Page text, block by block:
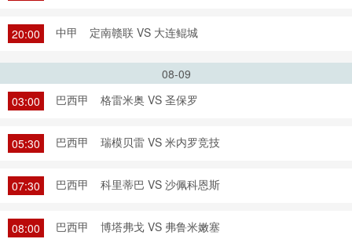
20:00 中甲 定南赣联 VS 大连鲲城
08-09
03:00
巴西甲 格雷米奥 VS 圣保罗
05:30 巴西甲 瑞模贝雷 VS 米内罗竞技
07:30 巴西甲 科里蒂巴 VS 沙佩科恩斯
08:00 巴西甲 博塔弗戈 VS 弗鲁米嫩塞